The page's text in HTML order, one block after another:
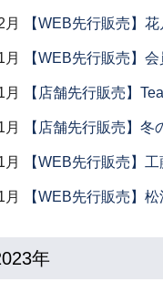
月 【WEB先行販売】
月 【WEB先行販売】
月 【店舗先行販売】
月 【店舗先行販売】冬
月 【WEB先行販売】
月 【WEB先行販売】
年